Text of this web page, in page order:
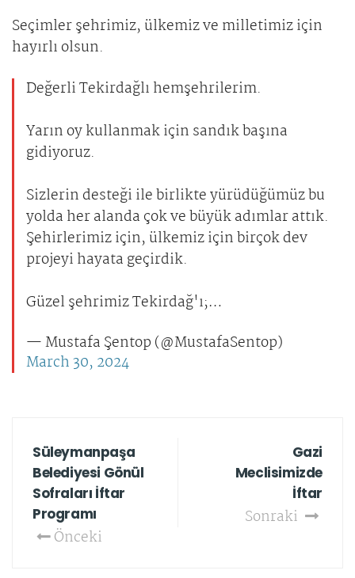
Seçimler şehrimiz, ülkemiz ve milletimiz için
hayırlı olsun.
Değerli Tekirdağlı hemşehrilerim.
Yarın oy kullanmak için sandık başına
gidiyoruz.
Sizlerin desteği ile birlikte yürüdüğümüz bu
yolda her alanda çok ve büyük adımlar attık.
Şehirlerimiz için, ülkemiz için birçok dev
projeyi hayata geçirdik.
Güzel şehrimiz Tekirdağ'ı;…
— Mustafa Şentop (@MustafaSentop)
March 30, 2024
Süleymanpaşa
Belediyesi Gönül
Sofraları İftar
Programı
Önceki
Gazi
Meclisimizde
İftar
Sonraki